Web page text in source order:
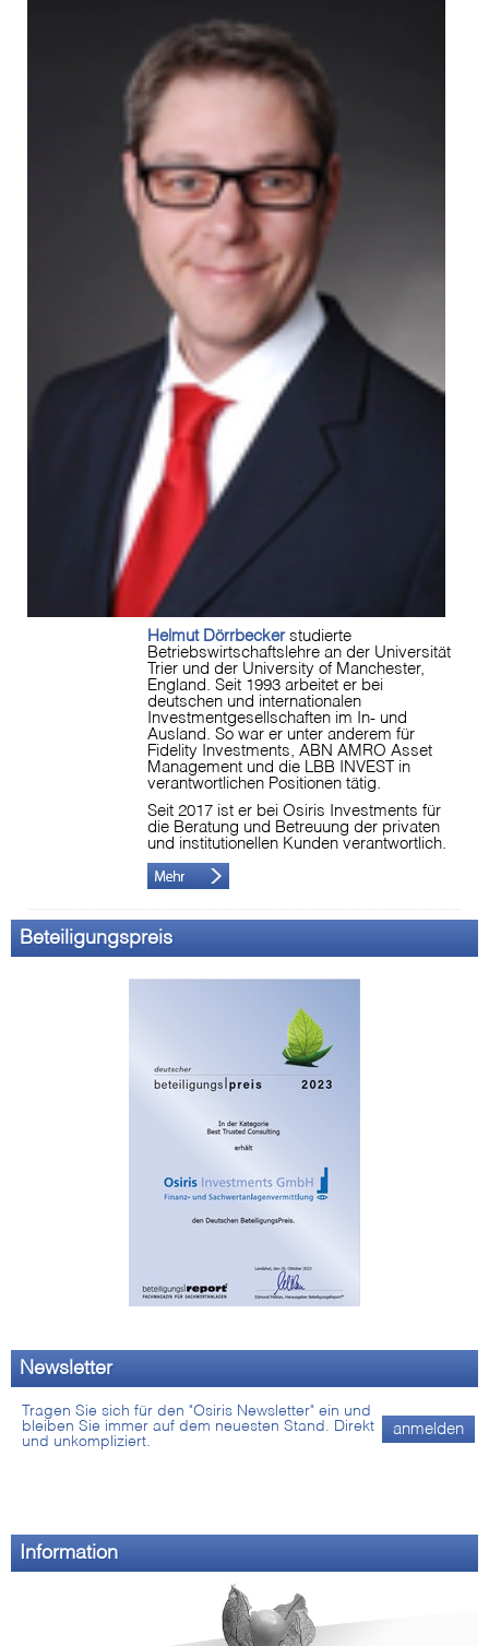
Helmut Dörrbecker studierte
Betriebswirtschaftslehre an der Universität
Trier und der University of Manchester,
England. Seit 1993 arbeitet er bei
deutschen und internationalen
Investmentgesellschaften im In- und
Ausland. So war er unter anderem für
Fidelity Investments, ABN AMRO Asset
Management und die LBB INVEST in
verantwortlichen Positionen tätig.
Seit 2017 ist er bei Osiris Investments für
die Beratung und Betreuung der privaten
und institutionellen Kunden verantwortlich.
Beteiligungspreis
Newsletter
Tragen Sie sich für den "Osiris Newsletter" ein und
bleiben Sie immer auf dem neuesten Stand. Direkt
und unkompliziert.
anmelden
Information